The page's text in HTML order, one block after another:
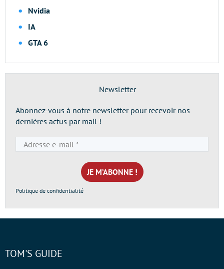
Nvidia
IA
GTA 6
Newsletter
Abonnez-vous à notre newsletter pour recevoir nos
dernières actus par mail !
e-
mail
*
Politique de confidentialité
TOM'S GUIDE